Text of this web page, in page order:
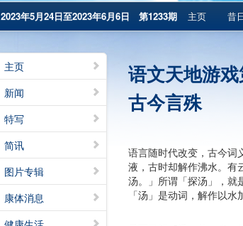
2023年5月24日至2023年6月6日 第1233期 主页 昔
主页
新闻
特写
简讯
图片专辑
康体消息
语文天地游
古今言殊
语言随时代改变，古今词
液，古时却解作沸水。有
汤。」所谓「探汤」，就
「汤」是动词，解作以水